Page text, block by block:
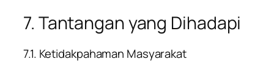
7. Tantangan yang Dihadapi
7.1. Ketidakpahaman Masyarakat